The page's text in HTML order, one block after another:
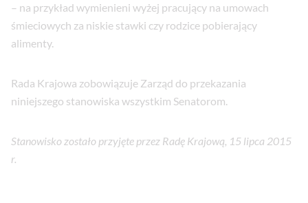
– na przykład wymienieni wyżej pracujący na umowach
śmieciowych za niskie stawki czy rodzice pobierający
alimenty.
Rada Krajowa zobowiązuje Zarząd do przekazania
niniejszego stanowiska wszystkim Senatorom.
Stanowisko zostało przyjęte przez Radę Krajową, 15 lipca 2015
r.